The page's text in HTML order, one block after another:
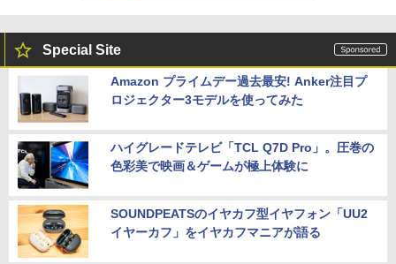
Special Site
Amazon プライムデー過去最安! Anker注目プ
ロジェクター3モデルを使ってみた
ハイグレードテレビ「TCL Q7D Pro」。圧巻の
色彩美で映画＆ゲームが極上体験に
SOUNDPEATSのイヤカフ型イヤフォン「UU2
イヤーカフ」をイヤカフマニアが語る